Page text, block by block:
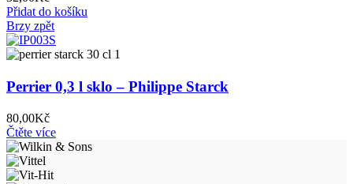
Přidat do košíku
Brzy zpět
Perrier 0,3 l sklo – Philippe Starck
80,00Kč
Čtěte více